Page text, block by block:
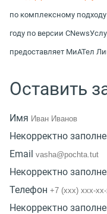
по комплексному
году по версии CNews
предоставляет МиАТел
Оставить
Имя
Некорректно
Email
Некорректно
Телефон
Некорректно